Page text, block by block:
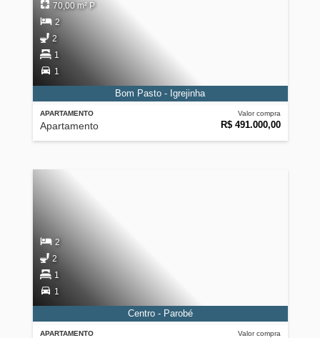
APARTAMENTO
Apartamento
Valor compra
R$ 491.000,00
70,00 m² P
2
2
1
1
Bom Pasto - Igrejinha
APARTAMENTO Valor compra
2
2
1
1
Centro - Parobé